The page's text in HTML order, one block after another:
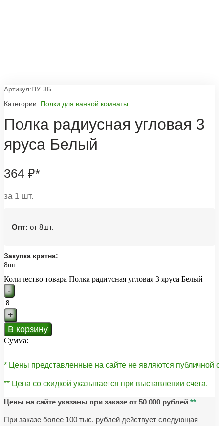
Артикул:ПУ-3Б
Категории: Полки для ванной комнаты
Полка радиусная угловая 3
яруса Белый
364 ₽*
за 1 шт.
Опт: от 8шт.
Закупка кратна:
8шт.
Количество товара Полка радиусная угловая 3 яруса Белый
-
+
В корзину
Сумма:
* Цены представленные на сайте не являются публичной
** Цена со скидкой указывается при выставлении счета.
Цены на сайте указаны при заказе от 50 000 рублей.**
При заказе более 100 тыс. рублей действует следующая